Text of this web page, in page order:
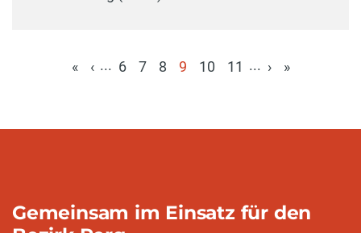
« ‹ ... 6 7 8
9
10 11 ... › »
Gemeinsam im Einsatz für den